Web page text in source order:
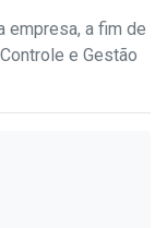
empresa, a fim de
e Gestão